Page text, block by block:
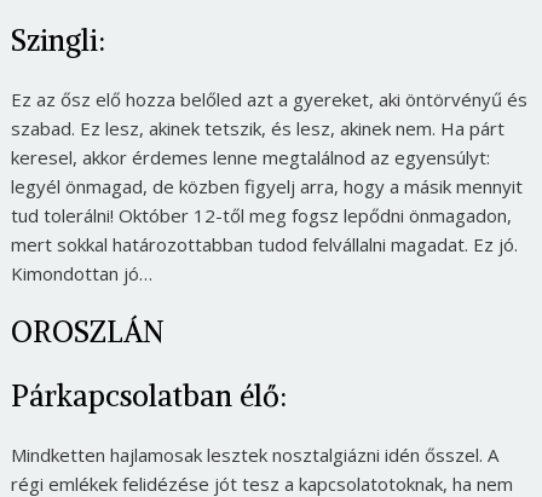
Szingli:
Ez az ősz elő hozza belőled azt a gyereket, aki öntörvényű és
szabad. Ez lesz, akinek tetszik, és lesz, akinek nem. Ha párt
keresel, akkor érdemes lenne megtalálnod az egyensúlyt:
legyél önmagad, de közben figyelj arra, hogy a másik mennyit
tud tolerálni! Október 12-től meg fogsz lepődni önmagadon,
mert sokkal határozottabban tudod felvállalni magadat. Ez jó.
Kimondottan jó…
OROSZLÁN
Párkapcsolatban élő:
Mindketten hajlamosak lesztek nosztalgiázni idén ősszel. A
régi emlékek felidézése jót tesz a kapcsolatotoknak, ha nem